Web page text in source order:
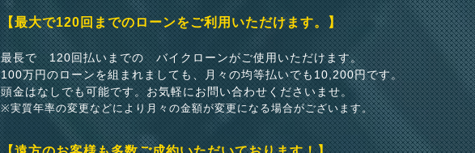
【最大で120回までのローンをご利用いただけます。】
最長で 120回払いまでの バイクローンがご使用いただけます。
100万円のローンを組まれましても、月々の均等払いでも10,200円です。
頭金はなしでも可能です。お気軽にお問い合わせくださいませ。
※実質年率の変更などにより月々の金額が変更になる場合がございます。